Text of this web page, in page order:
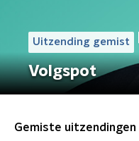
Uitzending gemist
Volgspot
Gemiste uitzendingen